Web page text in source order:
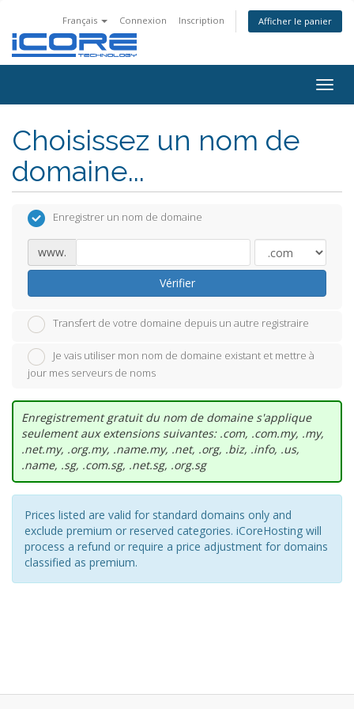
Français Connexion Inscription Afficher le panier
Choisissez un nom de
domaine...
Enregistrer un nom de domaine
www.
Vérifier
Transfert de votre domaine depuis un autre registraire
Je vais utiliser mon nom de domaine existant et mettre à
jour mes serveurs de noms
Enregistrement gratuit du nom de domaine s'applique
seulement aux extensions suivantes: .com, .com.my, .my,
.net.my, .org.my, .name.my, .net, .org, .biz, .info, .us,
.name, .sg, .com.sg, .net.sg, .org.sg
Prices listed are valid for standard domains only and
exclude premium or reserved categories. iCoreHosting will
process a refund or require a price adjustment for domains
classified as premium.